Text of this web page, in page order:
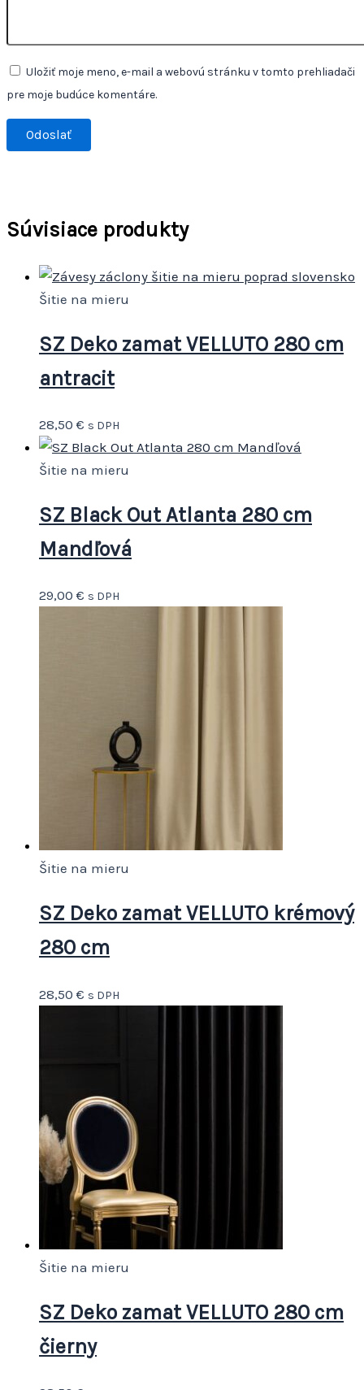
Uložiť moje meno, e-mail a webovú stránku v tomto prehliadači
pre moje budúce komentáre.
Súvisiace produkty
Šitie na mieru
SZ Deko zamat VELLUTO 280 cm
antracit
28,50 € s DPH
Šitie na mieru
SZ Black Out Atlanta 280 cm
Mandľová
29,00 € s DPH
Šitie na mieru
SZ Deko zamat VELLUTO krémový
280 cm
28,50 € s DPH
Šitie na mieru
SZ Deko zamat VELLUTO 280 cm
čierny